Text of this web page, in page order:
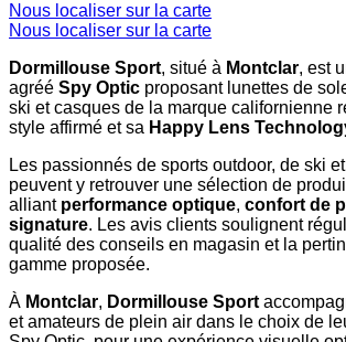
Nous localiser sur la carte
Nous localiser sur la carte
Dormillouse Sport, situé à Montclar, est
agréé Spy Optic proposant lunettes de
ski et casques de la marque californienne
style affirmé et sa Happy Lens
Les passionnés de sports outdoor, de ski
peuvent y retrouver une sélection de
alliant performance optique, confort de
signature. Les avis clients soulignent
qualité des conseils en magasin et la
gamme proposée.
À Montclar, Dormillouse Sport
et amateurs de plein air dans le choix de